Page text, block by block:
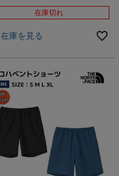
在庫切れ
在庫を見る